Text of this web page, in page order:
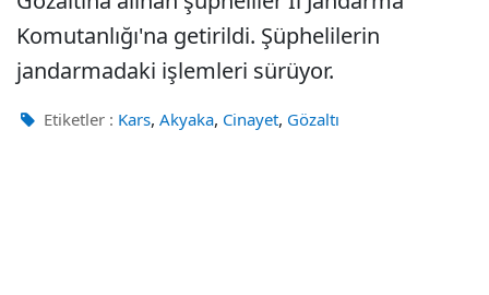
Komutanlığı'na getirildi. Şüphelilerin
jandarmadaki işlemleri sürüyor.
Etiketler : Kars, Akyaka, Cinayet, Gözaltı